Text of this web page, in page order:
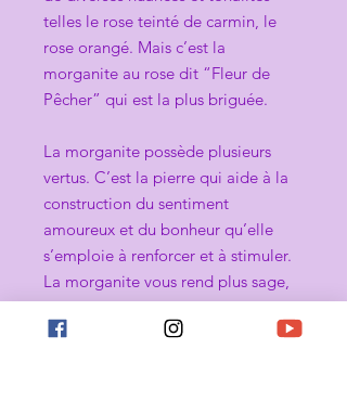
telles le rose teinté de carmin, le
rose orangé. Mais c’est la
morganite au rose dit “Fleur de
Pêcher” qui est la plus briguée.
La morganite possède plusieurs
vertus. C’est la pierre qui aide à la
construction du sentiment
amoureux et du bonheur qu’elle
s’emploie à renforcer et à stimuler.
La morganite vous rend plus sage,
plus clairvoyant, plus lucide et vous
aide à prendre les bonnes décisions